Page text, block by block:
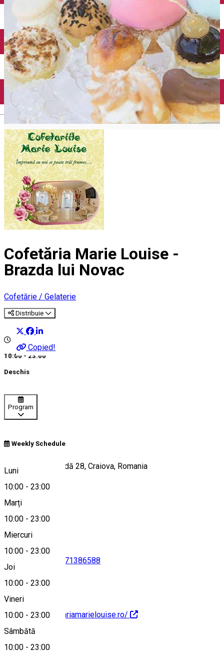
Închirieri auto
Închirieri biciclete
Taxi
Încărcare vehicule electrice
Cofetăria Marie Louise -
Brazda lui Novac
Cofetărie / Gelaterie
Distribuie
Copied!
10:00 - 23:00
Deschis
Program
Weekly Schedule
Luni
10:00 - 23:00
Marți
10:00 - 23:00
Miercuri
10:00 - 23:00
Joi
10:00 - 23:00
Vineri
10:00 - 23:00
Sâmbătă
10:00 - 23:00
Strada Șerban Vodă 28, Craiova, Romania
Hartă
0371386588
http://www.cofetariamarielouise.ro/